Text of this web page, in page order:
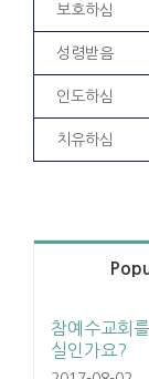
보호하심
성령받음
인도하심
치유하심
참예수교회
실인가요?